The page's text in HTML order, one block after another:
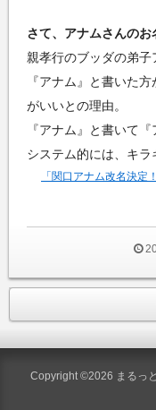
さて、アナムさんのお
親孝行のブッダの弟子
『アナム』と書いた
がいいとの理由。
『アナム』と書いて『
システム的には、キ
「関口アナム改名決定
Copyright ©2026 まるっ